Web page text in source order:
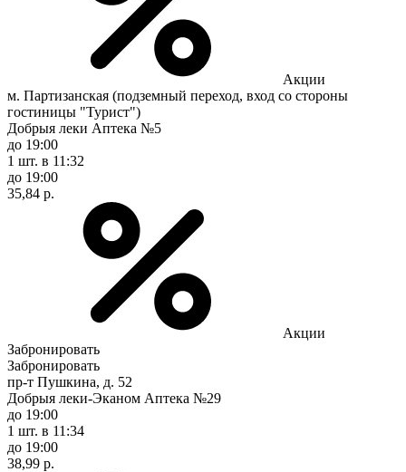
Акции
м. Партизанская (подземный переход, вход со стороны
гостиницы "Турист")
Добрыя леки Аптека №5
до 19:00
1 шт. в 11:32
до 19:00
35,84 р.
Акции
Забронировать
Забронировать
пр-т Пушкина, д. 52
Добрыя леки-Эканом Аптека №29
до 19:00
1 шт. в 11:34
до 19:00
38,99 р.